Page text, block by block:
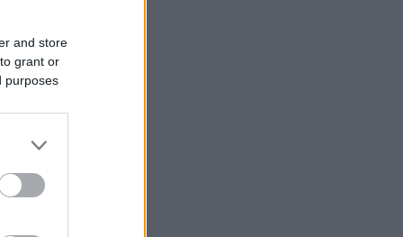
and store
grant or
purposes